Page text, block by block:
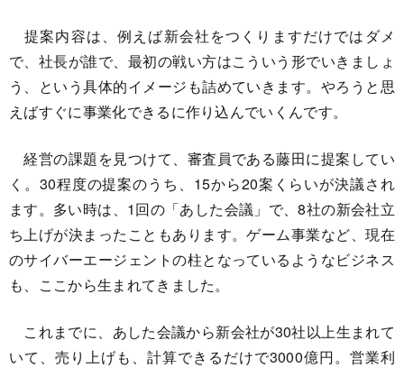
提案内容は、例えば新会社をつくりますだけではダメ
で、社長が誰で、最初の戦い方はこういう形でいきましょ
う、という具体的イメージも詰めていきます。やろうと思
えばすぐに事業化できるに作り込んでいくんです。
経営の課題を見つけて、審査員である藤田に提案してい
く。30程度の提案のうち、15から20案くらいが決議され
ます。多い時は、1回の「あした会議」で、8社の新会社立
ち上げが決まったこともあります。ゲーム事業など、現在
のサイバーエージェントの柱となっているようなビジネス
も、ここから生まれてきました。
これまでに、あした会議から新会社が30社以上生まれて
いて、売り上げも、計算できるだけで3000億円。営業利